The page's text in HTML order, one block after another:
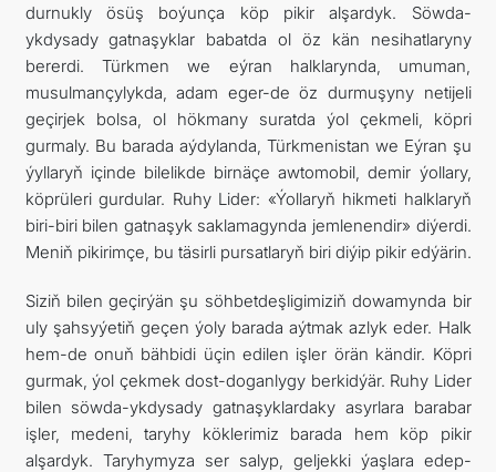
durnukly ösüş boýunça köp pikir alşardyk. Söwda-
ykdysady gatnaşyklar babatda ol öz kän nesihatlaryny
bererdi. Türkmen we eýran halklarynda, umuman,
musulmançylykda, adam eger-de öz durmuşyny netijeli
geçirjek bolsa, ol hökmany suratda ýol çekmeli, köpri
gurmaly. Bu barada aýdylanda, Türkmenistan we Eýran şu
ýyllaryň içinde bilelikde birnäçe awtomobil, demir ýollary,
köprüleri gurdular. Ruhy Lider: «Ýollaryň hikmeti halklaryň
biri-biri bilen gatnaşyk saklamagynda jemlenendir» diýerdi.
Meniň pikirimçe, bu täsirli pursatlaryň biri diýip pikir edýärin.
Siziň bilen geçirýän şu söhbetdeşligimiziň dowamynda bir
uly şahsyýetiň geçen ýoly barada aýtmak azlyk eder. Halk
hem-de onuň bähbidi üçin edilen işler örän kändir. Köpri
gurmak, ýol çekmek dost-doganlygy berkidýär. Ruhy Lider
bilen söwda-ykdysady gatnaşyklardaky asyrlara barabar
işler, medeni, taryhy köklerimiz barada hem köp pikir
alşardyk. Taryhymyza ser salyp, geljekki ýaşlara edep-